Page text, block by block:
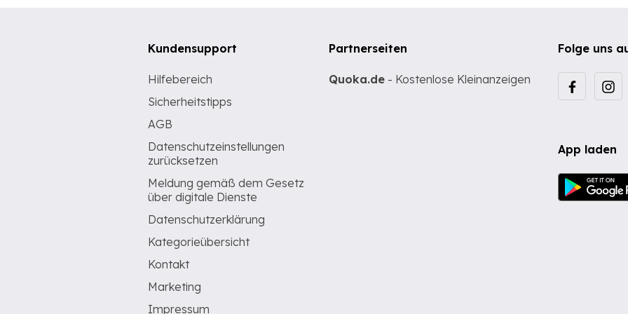
Folge uns
App laden
Kundensupport
Hilfebereich
Sicherheitstipps
AGB
Datenschutzeinstellungen
zurücksetzen
Meldung gemäß dem Gesetz
über digitale Dienste
Datenschutzerklärung
Kategorieübersicht
Kontakt
Marketing
Impressum
Partnerseiten
Quoka.de - Kostenlose Kleinanzeigen